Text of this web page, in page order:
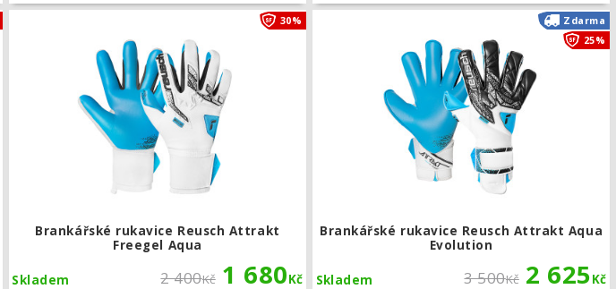
Brankářské rukavice Reusch Attrakt
Freegel Aqua
2 400Kč 1 680Kč
Skladem
30% Brankářské rukavice Reusch Attrakt Freegel Aqua
Brankářské rukavice Reusch Attrakt Aqua
Evolution
3 500Kč 2 625Kč
Skladem
Zdarma
25%